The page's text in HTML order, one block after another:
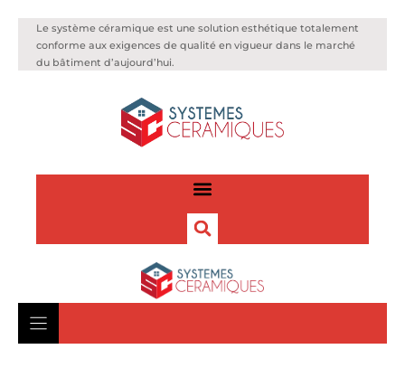
Le système céramique est une solution esthétique totalement
conforme aux exigences de qualité en vigueur dans le marché
du bâtiment d’aujourd’hui.